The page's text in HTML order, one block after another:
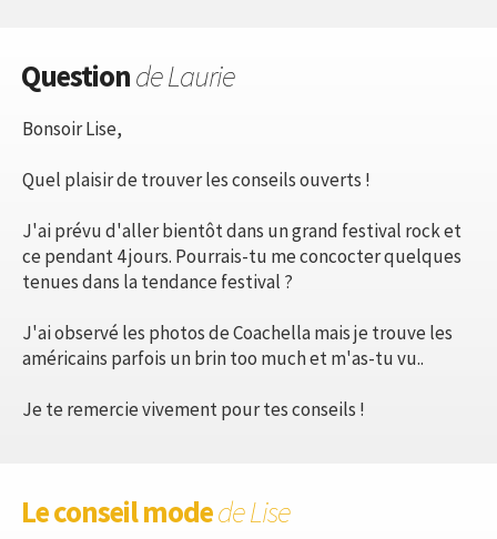
Questionde Laurie
Bonsoir Lise,
Quel plaisir de trouver les conseils ouverts !
J'ai prévu d'aller bientôt dans un grand festival rock et
ce pendant 4 jours. Pourrais-tu me concocter quelques
tenues dans la tendance festival ?
J'ai observé les photos de Coachella mais je trouve les
américains parfois un brin too much et m'as-tu vu..
Je te remercie vivement pour tes conseils !
Le conseil modede Lise